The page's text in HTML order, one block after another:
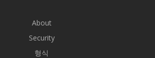
About
Security
형식